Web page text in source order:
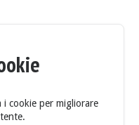
cookie per migliorare